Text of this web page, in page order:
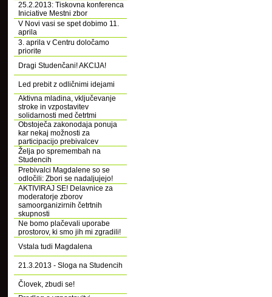
25.2.2013: Tiskovna konferenca
Iniciative Mestni zbor
V Novi vasi se spet dobimo 11.
aprila
3. aprila v Centru določamo
priorite
Dragi Studenčani! AKCIJA!
Led prebit z odličnimi idejami
Aktivna mladina, vključevanje
stroke in vzpostavitev
solidarnosti med četrtmi
Obstoječa zakonodaja ponuja
kar nekaj možnosti za
participacijo prebivalcev
Želja po spremembah na
Studencih
Prebivalci Magdalene so se
odločili: Zbori se nadaljujejo!
AKTIVIRAJ SE! Delavnice za
moderatorje zborov
samoorganizirnih četrtnih
skupnosti
Ne bomo plačevali uporabe
prostorov, ki smo jih mi zgradili!
Vstala tudi Magdalena
21.3.2013 - Sloga na Studencih
Človek, zbudi se!